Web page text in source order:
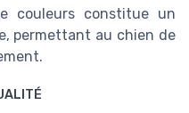
couleurs constitue un
permettant au chien de